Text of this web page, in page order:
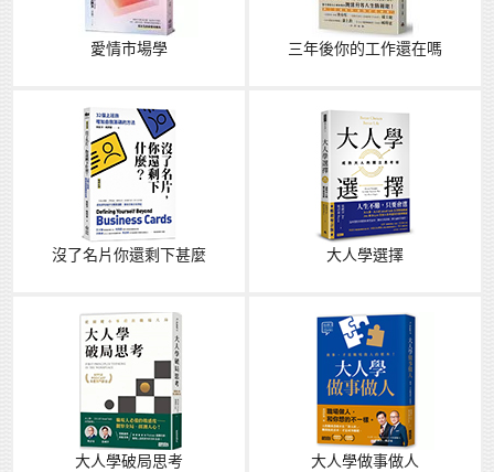
愛情市場學 三年後你的工作還在嗎
沒了名片你還剩下甚麼 大人學選擇
大人學破局思考 大人學做事做人